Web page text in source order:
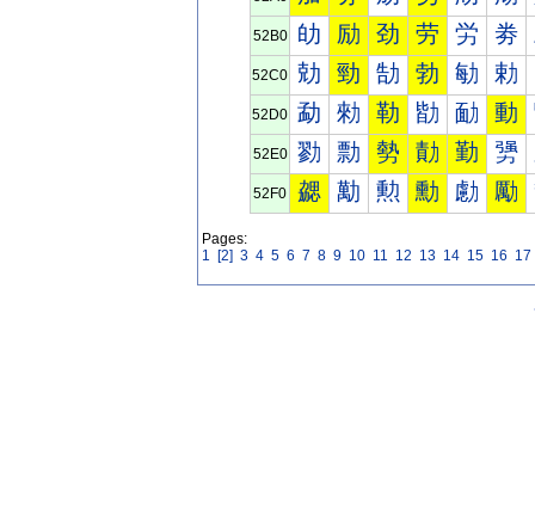
52B0 劰 励 劲 劳 労 劵
52C0 勀 勁 勂 勃 勄 勅
52D0 勐 勑 勒 勓 勔 動
52E0 勠 勡 勢 勣 勤 勥
52F0 勰 勱 勲 勳 勴 勵
Pages:
1 [2] 3 4 5 6 7 8 9 10 11 12 13 14 15 16 17